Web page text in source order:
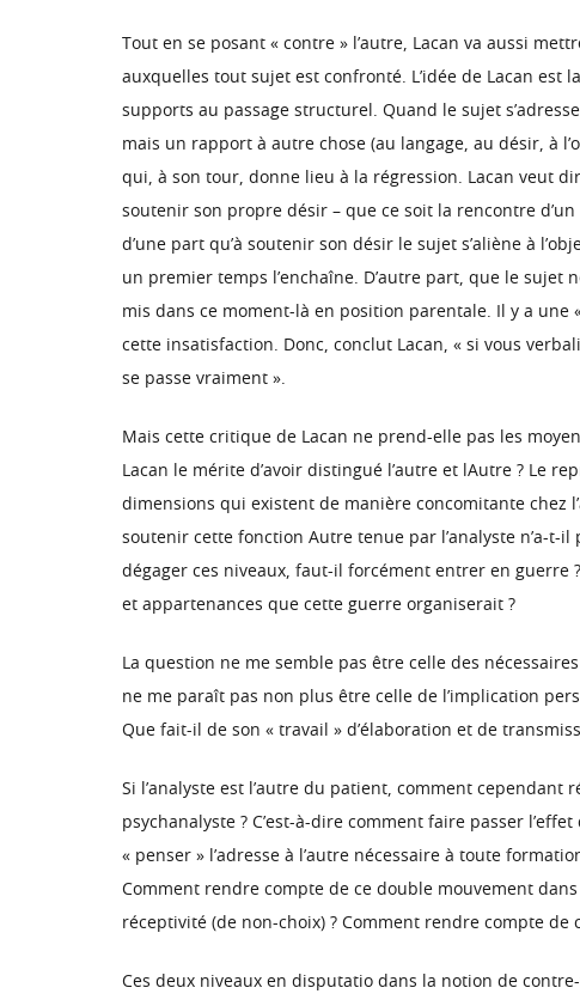
Tout en se posant « contre » l’autre, Lacan va aussi
auxquelles tout sujet est confronté. L’idée de Lacan
supports au passage structurel. Quand le sujet
mais un rapport à autre chose (au langage, au désir, à
qui, à son tour, donne lieu à la régression. Lacan veut
soutenir son propre désir – que ce soit la rencontre
d’une part qu’à soutenir son désir le sujet s’aliène à
un premier temps l’enchaîne. D’autre part, que le
mis dans ce moment-là en position parentale. Il y a une
cette insatisfaction. Donc, conclut Lacan, « si vous
se passe vraiment ».
Mais cette critique de Lacan ne prend-elle pas les
Lacan le mérite d’avoir distingué l’autre et lAutre ? Le
dimensions qui existent de manière concomitante chez
soutenir cette fonction Autre tenue par l’analyste n’a-t-
dégager ces niveaux, faut-il forcément entrer en guerre
et appartenances que cette guerre organiserait ?
La question ne me semble pas être celle des
ne me paraît pas non plus être celle de l’implication
Que fait-il de son « travail » d’élaboration et de
Si l’analyste est l’autre du patient, comment
psychanalyste ? C’est-à-dire comment faire passer
« penser » l’adresse à l’autre nécessaire à toute
Comment rendre compte de ce double mouvement
réceptivité (de non-choix) ? Comment rendre compte
Ces deux niveaux en disputatio dans la notion de